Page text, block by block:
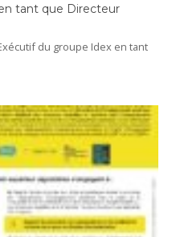
tant que Directeur
du groupe Idex en tant